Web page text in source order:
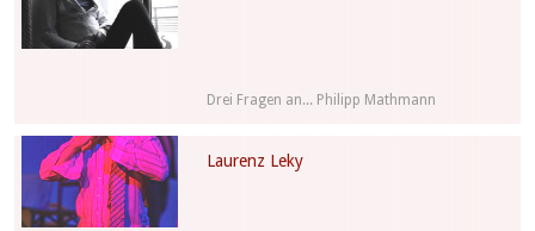
Drei Fragen an... Philipp Mathmann
Laurenz Leky